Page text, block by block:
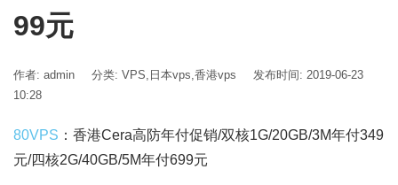
99元
作者: admin 分类: VPS, 日本vps,香港vps
发布时间: 2019-06-23
10:28
80VPS ：香港Cera高防年付促销/双核1G/20GB/3M年付349
元/四核2G/40GB/5M年付699元